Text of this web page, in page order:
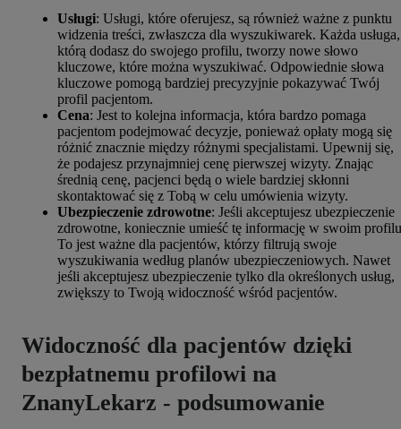
Usługi: Usługi, które oferujesz, są również ważne z punktu
widzenia treści, zwłaszcza dla wyszukiwarek. Każda usługa,
którą dodasz do swojego profilu, tworzy nowe słowo
kluczowe, które można wyszukiwać. Odpowiednie słowa
kluczowe pomogą bardziej precyzyjnie pokazywać Twój
profil pacjentom.
Cena: Jest to kolejna informacja, która bardzo pomaga
pacjentom podejmować decyzje, ponieważ opłaty mogą się
różnić znacznie między różnymi specjalistami. Upewnij się,
że podajesz przynajmniej cenę pierwszej wizyty. Znając
średnią cenę, pacjenci będą o wiele bardziej skłonni
skontaktować się z Tobą w celu umówienia wizyty.
Ubezpieczenie zdrowotne: Jeśli akceptujesz ubezpieczenie
zdrowotne, koniecznie umieść tę informację w swoim
To jest ważne dla pacjentów, którzy filtrują swoje
wyszukiwania według planów ubezpieczeniowych. Nawet
jeśli akceptujesz ubezpieczenie tylko dla określonych usług,
zwiększy to Twoją widoczność wśród pacjentów.
Widoczność dla pacjentów dzięki
bezpłatnemu profilowi na
ZnanyLekarz - podsumowanie